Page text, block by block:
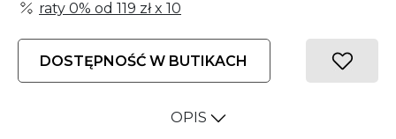
raty 0% od 119 złx 10
DOSTĘPNOŚĆ W BUTIKACH
OPIS